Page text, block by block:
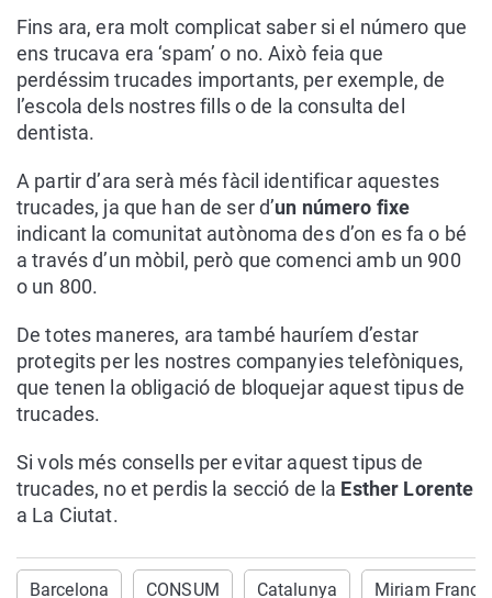
Fins ara, era molt complicat saber si el número que
ens trucava era ‘spam’ o no. Això feia que
perdéssim trucades importants, per exemple, de
l’escola dels nostres fills o de la consulta del
dentista.
A partir d’ara serà més fàcil identificar aquestes
trucades, ja que han de ser d’un número fixe
indicant la comunitat autònoma des d’on es fa o bé
a través d’un mòbil, però que comenci amb un 900
o un 800.
De totes maneres, ara també hauríem d’estar
protegits per les nostres companyies telefòniques,
que tenen la obligació de bloquejar aquest tipus de
trucades.
Si vols més consells per evitar aquest tipus de
trucades, no et perdis la secció de la Esther Lorente
a La Ciutat.
Barcelona CONSUM Catalunya Miriam Franch